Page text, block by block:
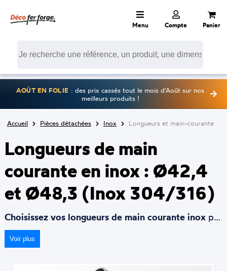
Menu Compte Panier
AOÛT EN FOLIE : des prix cassés tout le mois d'Août sur nos
meilleurs produits !
Accueil Pièces détachées Inox Longueurs et main-courante
Longueurs de main
courante en inox : Ø42,4
et Ø48,3 (Inox 304/316)
Choisissez vos longueurs de main courante inoxparmi nos tubes ronds
Voir plus